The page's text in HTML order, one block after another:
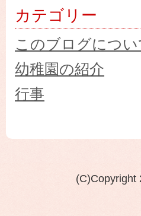
カテゴリー
このブログについ
幼稚園の紹介
行事
(C)Copyright